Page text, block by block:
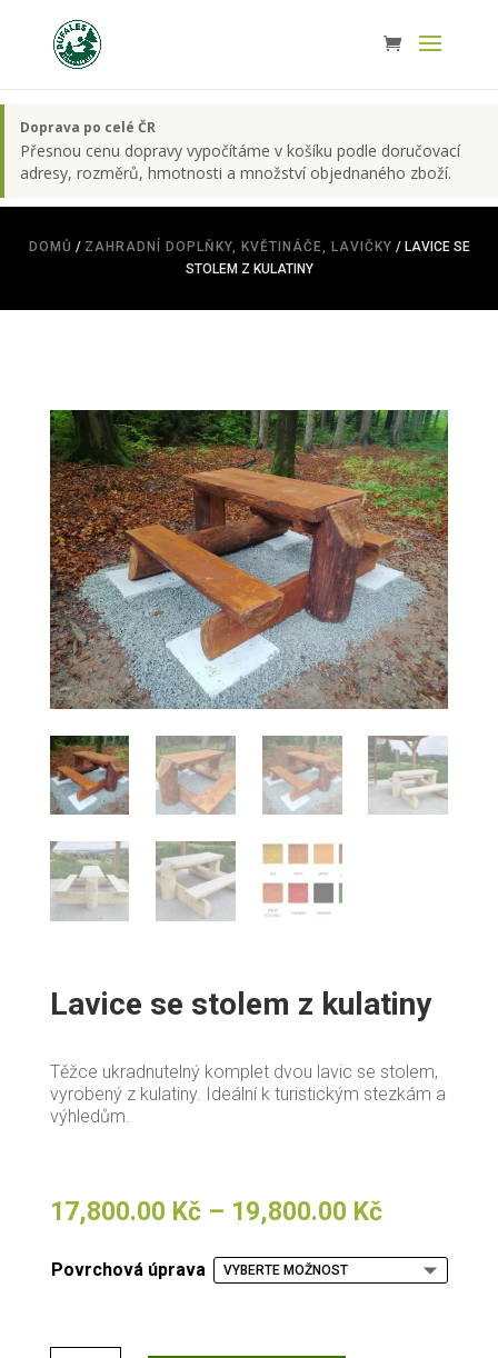
Doprava po celé ČR
Přesnou cenu dopravy vypočítáme v košíku podle doručovací
adresy, rozměrů, hmotnosti a množství objednaného zboží.
DOMŮ / ZAHRADNÍ DOPLŇKY, KVĚTINÁČE, LAVIČKY / LAVICE SE
STOLEM Z KULATINY
Lavice se stolem z kulatiny
Těžce ukradnutelný komplet dvou lavic se stolem,
vyrobený z kulatiny. Ideální k turistickým stezkám a
výhledům.
17,800.00 Kč – 19,800.00 KčRozpětí
až
Povrchová úprava
Lavice se stolem z kulatiny množství